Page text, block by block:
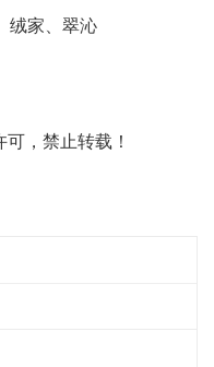
绒家、翠沁
，禁止转载！